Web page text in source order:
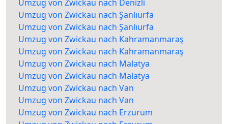
Umzug von Zwickau nach Denizli
Umzug von Zwickau nach Şanlıurfa
Umzug von Zwickau nach Şanlıurfa
Umzug von Zwickau nach Kahramanmaraş
Umzug von Zwickau nach Kahramanmaraş
Umzug von Zwickau nach Malatya
Umzug von Zwickau nach Malatya
Umzug von Zwickau nach Van
Umzug von Zwickau nach Van
Umzug von Zwickau nach Erzurum